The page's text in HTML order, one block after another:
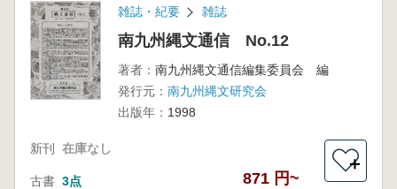
雑誌・紀要 雑誌
南九州縄文通信 No.12
著者： 南九州縄文通信編集委員会 編
発行元： 南九州縄文研究会
出版年： 1998
新刊 在庫なし
古書 3点 871 円~
＋